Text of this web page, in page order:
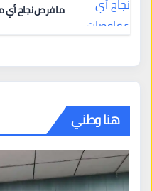
ما فرص نجاح أي
هنا وطني